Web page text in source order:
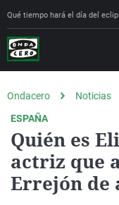
Qué tiempo hará el día del
Ondacero Noticias
ESPAÑA
Quién es
actriz que
Errejón de